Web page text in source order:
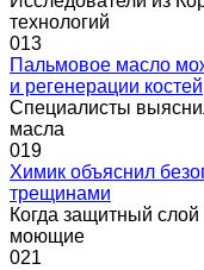
технологий
013
Пальмовое масло
и регенерации костей
Специалисты
масла
019
Химик объяснил
трещинами
Когда защитный
моющие
021